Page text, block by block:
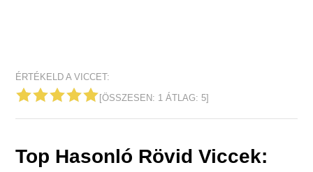
ÉRTÉKELD A VICCET:
[ÖSSZESEN: 1 ÁTLAG:5]
Top Hasonló Rövid Viccek: